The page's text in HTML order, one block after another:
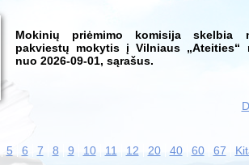
Mokinių priėmimo komisija skelbia
pakviestų mokytis į Vilniaus „Ateities“
nuo 2026-09-01, sąrašus.
5 6 7 8 9 10 11 12 20 40 60 67